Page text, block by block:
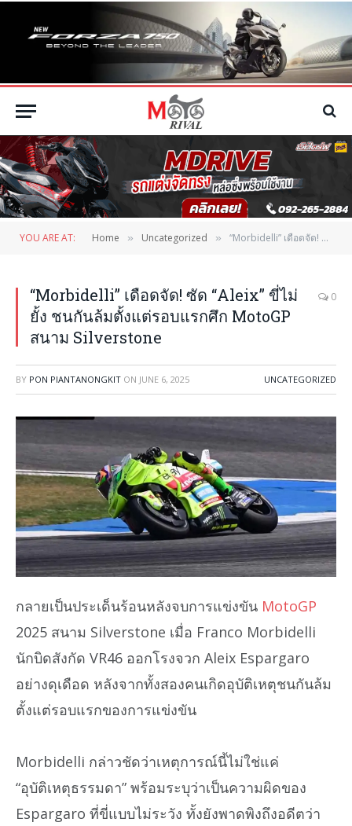
YOU ARE AT: Home » Uncategorized » “Morbidelli” เดือดจัด! ซัด “Aleix” ขี่ไม่ยั้ง ชนกันล้มตั้งแต่รอบแรกศึก MotoGP สนาม Silverstone
“Morbidelli” เดือดจัด! ซัด “Aleix” ขี่ไม่
ยั้ง ชนกันล้มตั้งแต่รอบแรกศึก MotoGP
สนาม Silverstone
0
BY PON PIANTANONGKIT ON JUNE 6, 2025 UNCATEGORIZED
กลายเป็นประเด็นร้อนหลังจบการแข่งขัน MotoGP
2025 สนาม Silverstone เมื่อ Franco Morbidelli
นักบิดสังกัด VR46 ออกโรงจวก Aleix Espargaro
อย่างดุเดือด หลังจากทั้งสองคนเกิดอุบัติเหตุชนกันล้ม
ตั้งแต่รอบแรกของการแข่งขัน
Morbidelli กล่าวชัดว่าเหตุการณ์นี้ไม่ใช่แค่
“อุบัติเหตุธรรมดา” พร้อมระบุว่าเป็นความผิดของ
Espargaro ที่ขี่แบบไม่ระวัง ทั้งยังพาดพิงถึงอดีตว่า